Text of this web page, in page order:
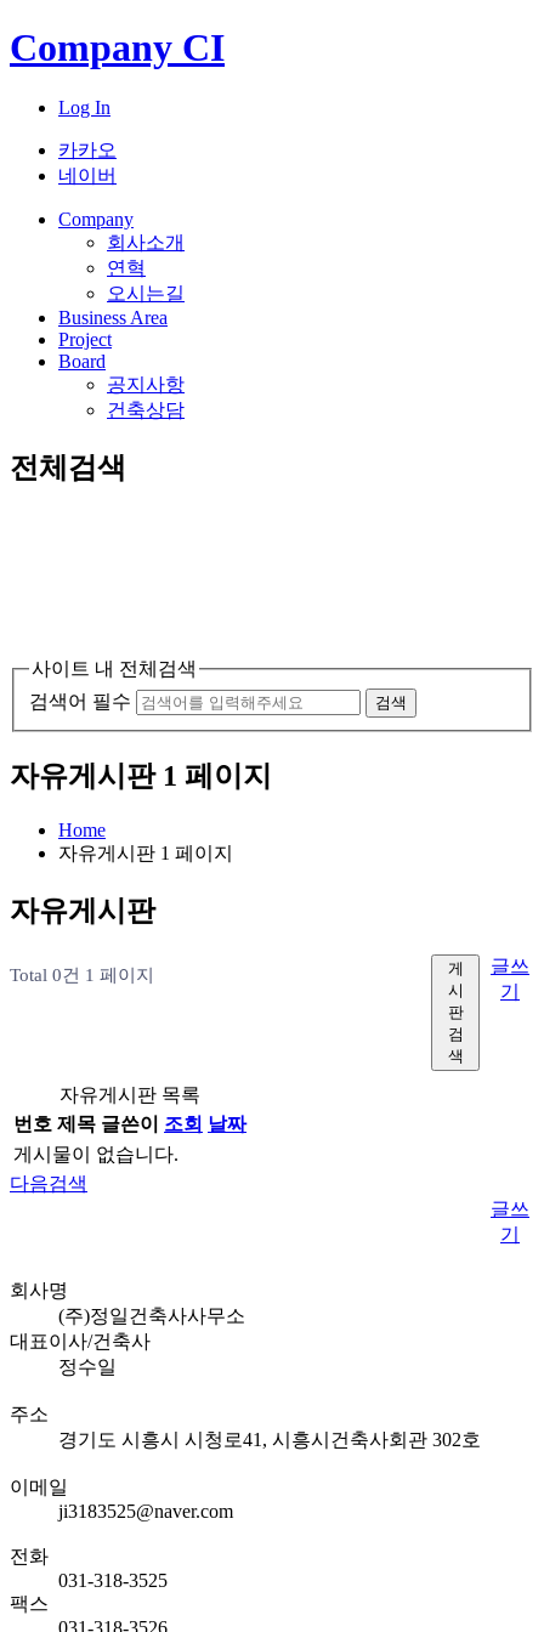
Company CI
Log In
카카오
네이버
Company
회사소개
연혁
오시는길
Business Area
Project
Board
공지사항
건축상담
전체검색
사이트 내 전체검색
검색어 필수
검색
자유게시판 1 페이지
Home
자유게시판 1 페이지
자유게시판
Total 0건 1 페이지
게
시
판
검
색
글쓰
기
자유게시판 목록
번호 제목 글쓴이 조회 날짜
게시물이 없습니다.
다음검색
글쓰
기
회사명
(주)정일건축사사무소
대표이사/건축사
정수일
주소
경기도 시흥시 시청로41, 시흥시건축사회관 302호
이메일
ji3183525@naver.com
전화
031-318-3525
팩스
031-318-3526